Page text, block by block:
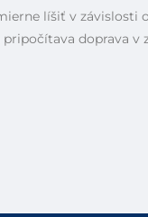
líšiť v
doprava v